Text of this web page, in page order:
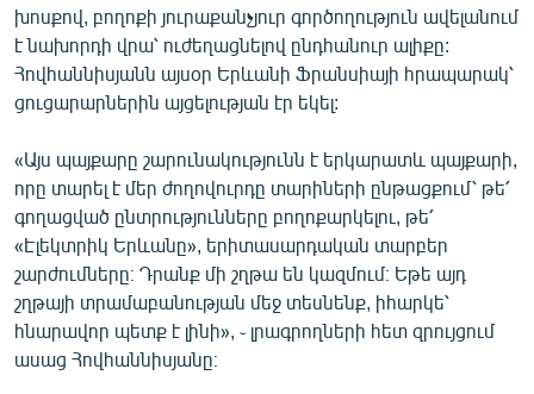
խոսքով, բողոքի յուրաքանչյուր գործողություն ավելանում
է նախորդի վրա՝ ուժեղացնելով ընդհանուր ալիքը:
Հովհաննիսյանն այսօր Երևանի Ֆրանսիայի հրապարակ՝
ցուցարարներին այցելության էր եկել:
«Այս պայքարը շարունակությունն է երկարատև պայքարի,
որը տարել է մեր ժողովուրդը տարիների ընթացքում՝ թե՛
գողացված ընտրությունները բողոքարկելու, թե՛
«Էլեկտրիկ Երևանը», երիտասարդական տարբեր
շարժումները։ Դրանք մի շղթա են կազմում։ Եթե այդ
շղթայի տրամաբանության մեջ տեսնենք, իհարկե՝
հնարավոր պետք է լինի», ֊ լրագրողների հետ զրույցում
ասաց Հովհաննիսյանը։